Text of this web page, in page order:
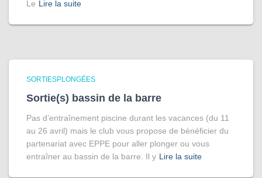
Le Lire la suite
SORTIESPLONGÉES
Sortie(s) bassin de la barre
Pas d’entraînement piscine durant les vacances (du 11
au 26 avril) mais le club vous propose de bénéficier du
partenariat avec EPPE pour aller plonger ou vous
entraîner au bassin de la barre. Il y Lire la suite